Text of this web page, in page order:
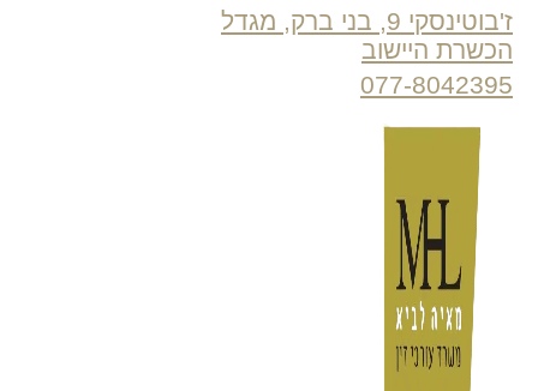
ז'בוטינסקי 9, בני ברק, מגדל
הכשרת היישוב
077-8042395